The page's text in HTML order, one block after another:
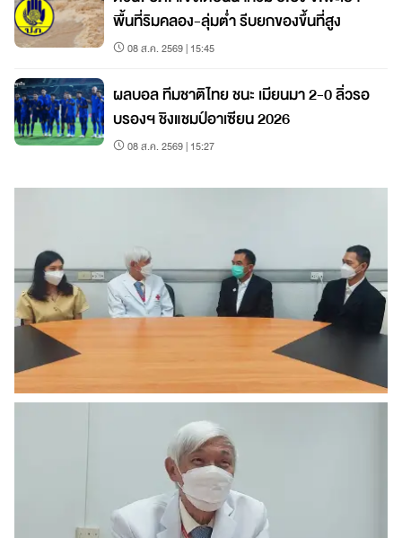
พื้นที่ริมคลอง-ลุ่มต่ำ รีบยกของขึ้นที่สูง
08 ส.ค. 2569 | 15:45
ผลบอล ทีมชาติไทย ชนะ เมียนมา 2-0 ลิ่วรอ
บรองฯ ชิงแชมป์อาเซียน 2026
08 ส.ค. 2569 | 15:27